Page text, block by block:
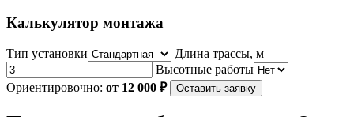
Калькулятор монтажа
Тип установки
Длина трассы, м
Высотные работы
Ориентировочно: от 12 000 ₽ Оставить заявку